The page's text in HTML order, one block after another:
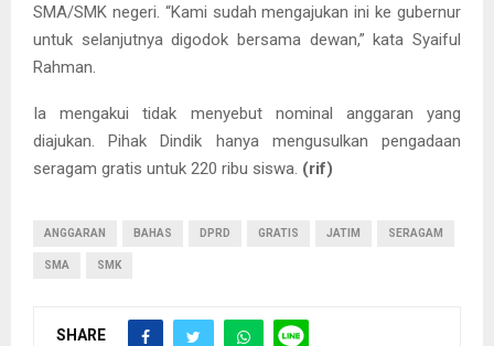
SMA/SMK negeri. “Kami sudah mengajukan ini ke gubernur
untuk selanjutnya digodok bersama dewan,” kata Syaiful
Rahman.
Ia mengakui tidak menyebut nominal anggaran yang
diajukan. Pihak Dindik hanya mengusulkan pengadaan
seragam gratis untuk 220 ribu siswa. (rif)
ANGGARAN BAHAS DPRD GRATIS JATIM SERAGAM
SMA SMK
SHARE